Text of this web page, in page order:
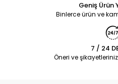
Geniş Ürün
Binlerce ürün ve
7 / 24
Öneri ve